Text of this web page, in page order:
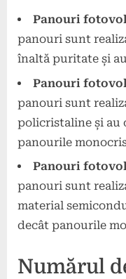
Panouri
panouri sunt
înaltă puritate și
Panouri
panouri sunt
policristaline și au
panourile
Panouri
panouri sunt
material
decât panourile
Numărul